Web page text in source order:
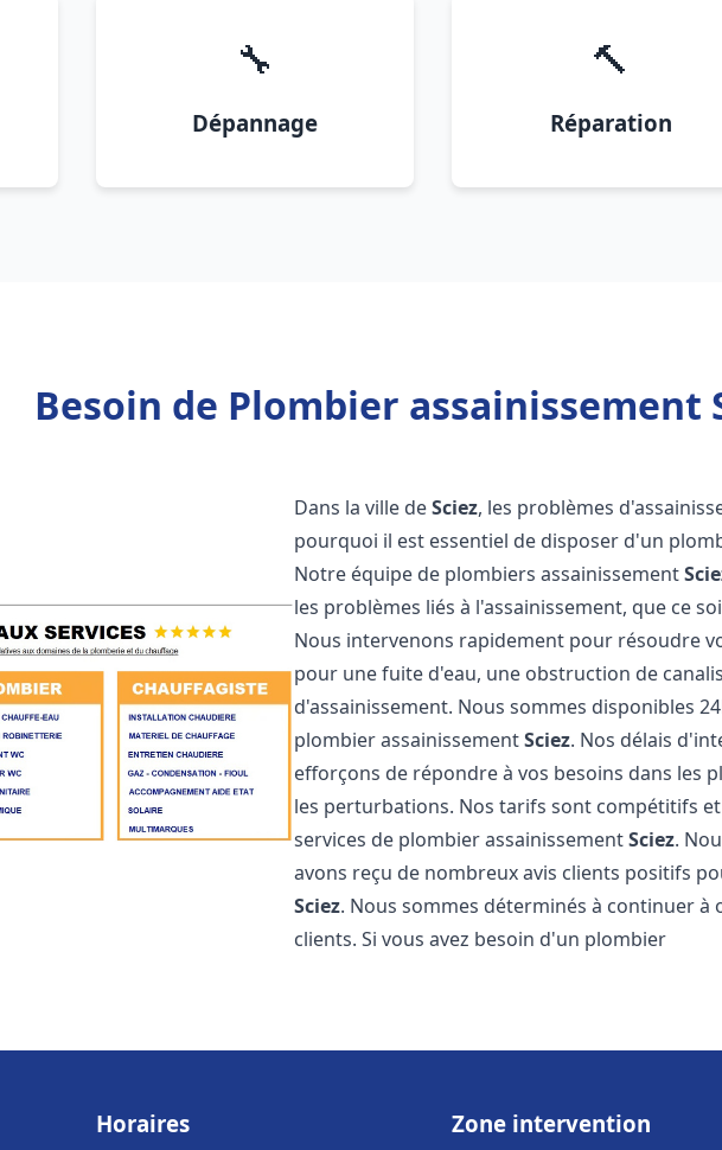
🔧
Dépannage
🔨
Réparation
Besoin de Plombier assainissement
Dans la ville deSciez, les problèmes
pourquoi il est essentiel de disposer d'un
Notre équipe de plombiers assainissement
les problèmes liés à l'assainissement, que ce
Nous intervenons rapidement pour résoudre
pour une fuite d'eau, une obstruction de
d'assainissement. Nous sommes disponibles
plombier assainissementSciez. Nos délais
efforçons de répondre à vos besoins dans les
les perturbations. Nos tarifs sont compétitifs
services de plombier assainissementSciez.
avons reçu de nombreux avis clients positifs
Sciez. Nous sommes déterminés à continuer
clients. Si vous avez besoin d'un plombier
Horaires Zone intervention